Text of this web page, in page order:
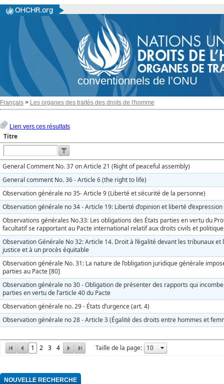
conventionnels de l’ONU
Français > Les organes des traités des droits de l'homme
Lien vers ces résultats
Titre
1 2 3 4 Taille de la page:
General Comment No. 37 on Article 21 (Right of peaceful assembly)
General comment No. 36 - Article 6 (the right to life)
Observation générale no 35- Article 9 (Liberté et sécurité de la personne)
Observation générale no 34 - Article 19: Liberté d’opinion et liberté d’expression
Observations générales No.33: Les obligations des États parties en vertu du
facultatif se rapportant au Pacte international relatif aux droits civils et
Observation Générale No 32: Article 14. Droit à l’égalité devant les tribunaux et
justice et à un procès équitable
Observation générale No. 31: La nature de l’obligation juridique générale
parties au Pacte [80]
Observation générale no 30 - Obligation de présenter des rapports qui
parties en vertu de l’article 40 du Pacte
Observation générale no. 29 - États d’urgence (art. 4)
Observation générale no 28 - Article 3 (Égalité des droits entre hommes et